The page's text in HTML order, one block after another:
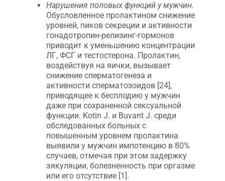
Нарушения половых функций у мужчин.
Обусловленное пролактином снижение
уровней, пиков секреции и активности
гонадотропин-релизинг-гормонов
приводит к уменьшению концентрации
ЛГ, ФСГ и тестостерона. Пролактин,
воздействуя на яички, вызывает
снижение сперматогенеза и
активности сперматозоидов [24],
приводящее к бесплодию у мужчин
даже при сохраненной сексуальной
функции. Kotin J. и Buvant J. среди
обследованных больных с
повышенным уровнем пролактина
выявили у мужчин импотенцию в 80%
случаев, отмечая при этом задержку
эякуляции, болезненность при оргазме
или его отсутствие [1].